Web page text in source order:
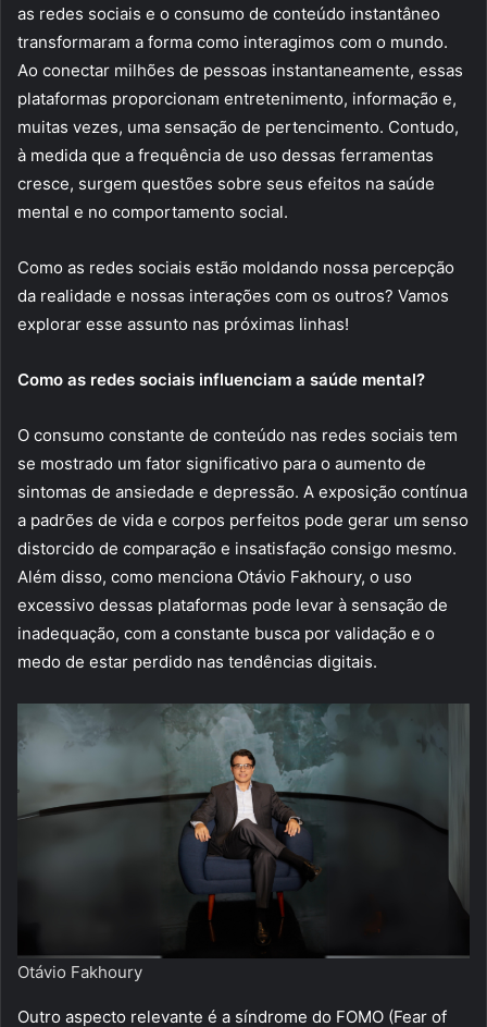
as redes sociais e o consumo de conteúdo instantâneo
transformaram a forma como interagimos com o mundo.
Ao conectar milhões de pessoas instantaneamente, essas
plataformas proporcionam entretenimento, informação e,
muitas vezes, uma sensação de pertencimento. Contudo,
à medida que a frequência de uso dessas ferramentas
cresce, surgem questões sobre seus efeitos na saúde
mental e no comportamento social.
Como as redes sociais estão moldando nossa percepção
da realidade e nossas interações com os outros? Vamos
explorar esse assunto nas próximas linhas!
Como as redes sociais influenciam a saúde mental?
O consumo constante de conteúdo nas redes sociais tem
se mostrado um fator significativo para o aumento de
sintomas de ansiedade e depressão. A exposição contínua
a padrões de vida e corpos perfeitos pode gerar um senso
distorcido de comparação e insatisfação consigo mesmo.
Além disso, como menciona Otávio Fakhoury, o uso
excessivo dessas plataformas pode levar à sensação de
inadequação, com a constante busca por validação e o
medo de estar perdido nas tendências digitais.
Otávio Fakhoury
Outro aspecto relevante é a síndrome do FOMO (Fear of